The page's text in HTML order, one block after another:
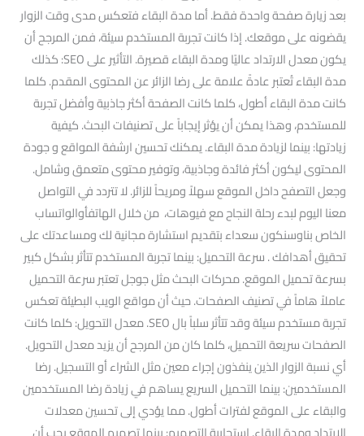
بعد زيارة صفحة واحدة فقط. أما مدة البقاء فتعكس مدى وقت الزوار
يقضونه على موقعك. إذا كانت تجربة المستخدم سيئة، فمن المرجح أن
يكون معدل الارتداد عاليًا ومدة البقاء قصيرة. التأثير على SEO: كذلك
مدة البقاء تُعتبر عادةً علامة على رضا الزائر عن المحتوى المقدم. كلما
كانت مدة البقاء أطول، كلما كانت الصفحة أكثر جاذبية وأفضل تجربة
للمستخدم، وهذا يمكن أن يؤثر إيجاباً على تصنيفات البحث. كيفية
زيادتها: بينما لزيادة مدة البقاء. يمكنك تحسين ارشفة المواقع و جودة
المحتوى ليكون أكثر فائدة وجاذبية، وتوفير محتوى متعمق وشامل.
وجعل التصفح داخل الموقع سهلاً ومريحاً للزائر. لا تتردد في التواصل
معنا اليوم لبدء رحلة النجاح مع فيوهات، من خلال الهاتفأوالواتساب
الخاص بناوسنكون سعداء بتقديم استشارة مجانية لك ومساعدتك على
تحقيق أهدافك . سرعة التحميل: بينما تجربة المستخدم تتأثر بشكل كبير
بسرعة تحميل الموقع. محركات البحث مثل جوجل تعتبر سرعة التحميل
عاملاً هاماً في تصنيف الصفحات. حيث أن مواقع الويب البطيئة تعكس
تجربة مستخدم سيئة وقد تتأثر سلباً بال SEO. معدل التحويل: كلما كانت
الصفحات سريعة التحميل، كلما كان من المرجح أن يزيد معدل التحويل.
أي نسبة الزوار الذين ينفذون إجراء معين مثل الشراء أو التسجيل. رضا
المستخدمين: بينما التحميل السريع يساهم في زيادة رضا المستخدمين
والبقاء على الموقع لفترات أطول. مما يؤدي إلى تحسين معدلات